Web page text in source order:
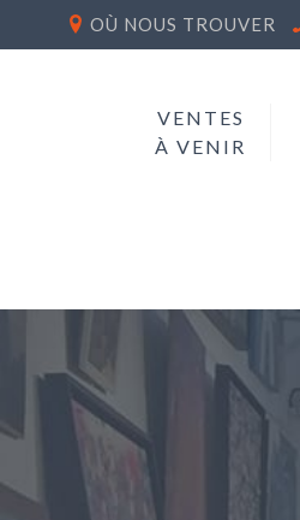
OÙ NOUS TROUVER
VENTES
À VENIR